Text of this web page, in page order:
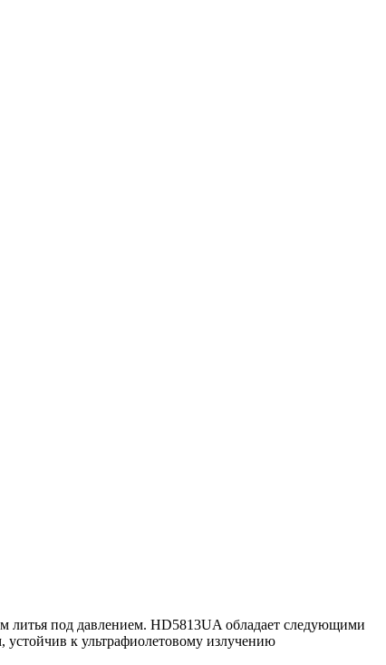
литья под давлением. HD5813UA обладает следующими
устойчив к ультрафиолетовому излучению